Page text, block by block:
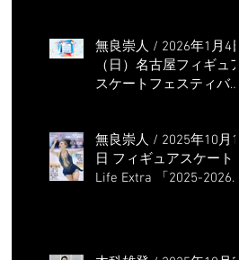
無良崇人 / 2026年1月4日
（日）名古屋フィギュア
スケートフェスティバル
無良崇人 / 2025年10月16
日 フィギュアスケート
Life Extra 「2025-2026